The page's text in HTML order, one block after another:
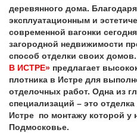
деревянного дома.
эксплуатационным и
современной вагонки
загородной недвижимости
способ отделки своих
В ИСТРЕ» предлагает
плотника в Истре для
отделочных работ. Одна из
специализаций – это
Истре по монтажу которой у
Подмосковье.